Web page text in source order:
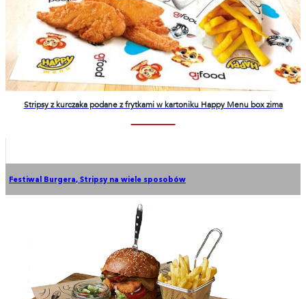
Stripsy z kurczaka podane z frytkami w kartoniku Happy Menu box zima
Festiwal Burgera, Stripsy na wiele sposobów